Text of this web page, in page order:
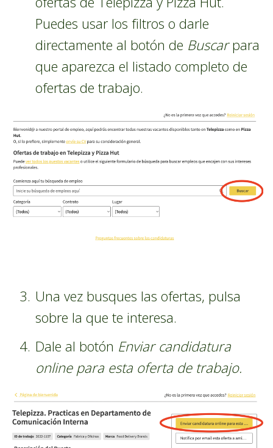
Puedes usar los filtros o darle
directamente al botón de Buscarpara
que aparezca el listado completo de
ofertas de trabajo.
Una vez busques las ofertas, pulsa
sobre la que te interesa.
Dale al botón Enviar candidatura
online para esta oferta de trabajo.